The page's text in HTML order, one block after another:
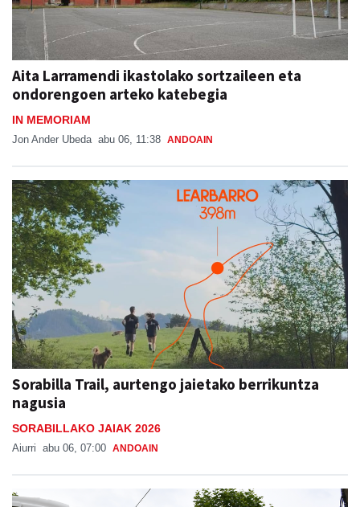
Aita Larramendi ikastolako sortzaileen eta
ondorengoen arteko katebegia
IN MEMORIAM
Jon Ander Ubeda abu 06, 11:38 ANDOAIN
Sorabilla Trail, aurtengo jaietako berrikuntza
nagusia
SORABILLAKO JAIAK 2026
Aiurri abu 06, 07:00 ANDOAIN